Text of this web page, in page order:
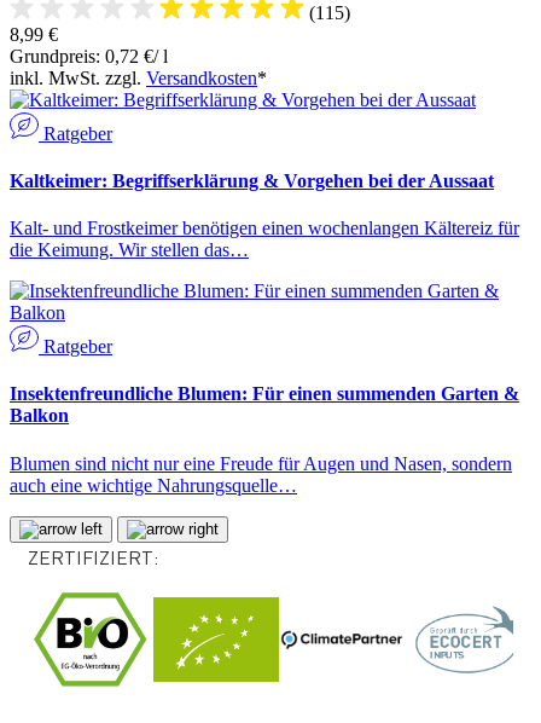
(115)
8,99 €
Grundpreis: 0,72 €/ l
inkl. MwSt. zzgl. Versandkosten*
Ratgeber
Kaltkeimer: Begriffserklärung & Vorgehen bei der Aussaat
Kalt- und Frostkeimer benötigen einen wochenlangen Kältereiz für
die Keimung. Wir stellen das…
Ratgeber
Insektenfreundliche Blumen: Für einen summenden Garten &
Balkon
Blumen sind nicht nur eine Freude für Augen und Nasen, sondern
auch eine wichtige Nahrungsquelle…
ZERTIFIZIERT: